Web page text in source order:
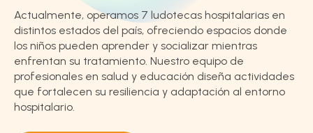
Actualmente, operamos 7 ludotecas hospitalarias en
distintos estados del país, ofreciendo espacios donde
los niños pueden aprender y socializar mientras
enfrentan su tratamiento. Nuestro equipo de
profesionales en salud y educación diseña actividades
que fortalecen su resiliencia y adaptación al entorno
hospitalario.